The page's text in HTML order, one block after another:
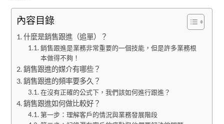
內容目錄
什麼是銷售跟進（追單）？
銷售跟進是業務非常重要的一個技能，但是許多業務根
本做得不夠！
銷售跟進的媒介有哪些？
銷售跟進的頻率要多久？
在沒有正確的公式下，我們該如何進行跟進？
銷售跟進如何做比較好？
第一步：理解客戶的情況與業務發展階段